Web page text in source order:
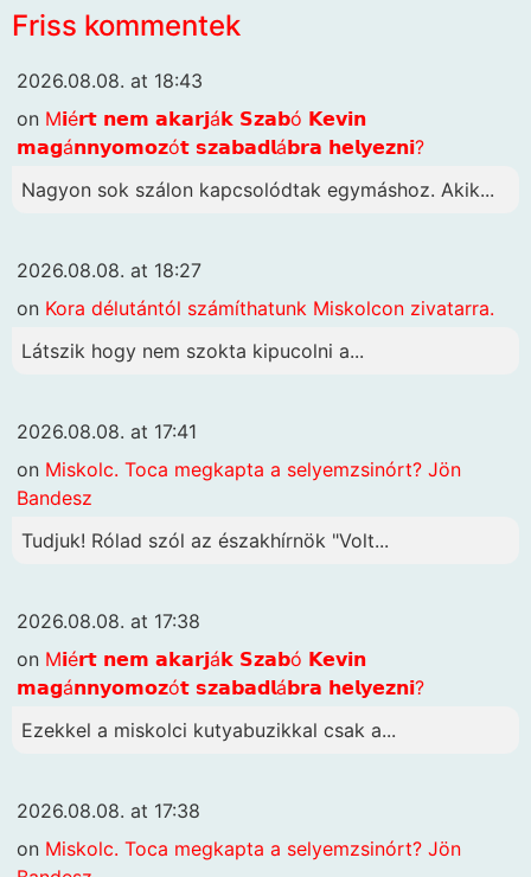
Friss kommentek
2026.08.08. at 18:43
on M𝗶é𝗿𝘁 𝗻𝗲𝗺 𝗮𝗸𝗮𝗿𝗷á𝗸 𝗦𝘇𝗮𝗯ó 𝗞𝗲𝘃𝗶𝗻
𝗺𝗮𝗴á𝗻𝗻𝘆𝗼𝗺𝗼𝘇ó𝘁 𝘀𝘇𝗮𝗯𝗮𝗱𝗹á𝗯𝗿𝗮 𝗵𝗲𝗹𝘆𝗲𝘇𝗻𝗶?
Nagyon sok szálon kapcsolódtak egymáshoz. Akik...
2026.08.08. at 18:27
on Kora délutántól számíthatunk Miskolcon zivatarra.
Látszik hogy nem szokta kipucolni a...
2026.08.08. at 17:41
on Miskolc. Toca megkapta a selyemzsinórt? Jön
Bandesz
Tudjuk! Rólad szól az északhírnök "Volt...
2026.08.08. at 17:38
on M𝗶é𝗿𝘁 𝗻𝗲𝗺 𝗮𝗸𝗮𝗿𝗷á𝗸 𝗦𝘇𝗮𝗯ó 𝗞𝗲𝘃𝗶𝗻
𝗺𝗮𝗴á𝗻𝗻𝘆𝗼𝗺𝗼𝘇ó𝘁 𝘀𝘇𝗮𝗯𝗮𝗱𝗹á𝗯𝗿𝗮 𝗵𝗲𝗹𝘆𝗲𝘇𝗻𝗶?
Ezekkel a miskolci kutyabuzikkal csak a...
2026.08.08. at 17:38
on Miskolc. Toca megkapta a selyemzsinórt? Jön